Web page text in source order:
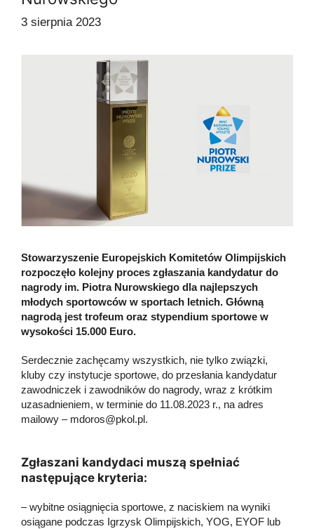
3 sierpnia 2023
Stowarzyszenie Europejskich Komitetów Olimpijskich
rozpoczęło kolejny proces zgłaszania kandydatur do
nagrody im. Piotra Nurowskiego dla najlepszych
młodych sportowców w sportach letnich. Główną
nagrodą jest trofeum oraz stypendium sportowe w
wysokości 15.000 Euro.
Serdecznie zachęcamy wszystkich, nie tylko związki,
kluby czy instytucje sportowe, do przesłania kandydatur
zawodniczek i zawodników do nagrody, wraz z krótkim
uzasadnieniem, w terminie do 11.08.2023 r., na adres
mailowy – mdoros@pkol.pl.
Zgłaszani kandydaci muszą spełniać
następujące kryteria:
– wybitne osiągnięcia sportowe, z naciskiem na wyniki
osiągane podczas Igrzysk Olimpijskich, YOG, EYOF lub